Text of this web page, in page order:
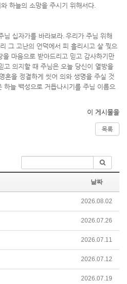
하늘의 소망을 주시기 위해서다.
님 십자가를 바라보라. 우리가 주님 위해
그 고난의 언덕에서 피 흘리시고 살 찢으
마음으로 받아드리고 믿고 감사하기만
고 의지할 때 주님은 오늘 당신이 열방을
혼을 정결하게 씻어 의와 생명을 주실 것
하늘 백성으로 거듭나시기를 주님 이름으
이 게시물을
목록
날짜
2026.08.02
2026.07.26
2026.07.11
2026.07.12
2026.07.19